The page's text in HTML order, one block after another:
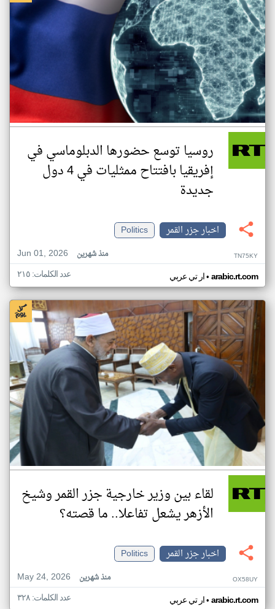
روسيا توسع حضورها الدبلوماسي في
إفريقيا بافتتاح ممثليات في 4 دول
جديدة
اخبار جزر القمر
Politics
Jun 01, 2026
منذ شهرين TN75KY
ار تي عربي• arabic.rt.com عدد الكلمات: ٢١٥
لقاء بين وزير خارجية جزر القمر وشيخ
الأزهر يشعل تفاعلا.. ما قصته؟
اخبار جزر القمر
Politics
May 24, 2026
منذ شهرين OX58UY
ار تي عربي• arabic.rt.com عدد الكلمات: ٣٢٨